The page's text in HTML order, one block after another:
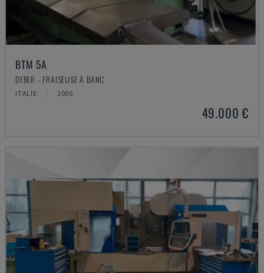
BTM 5A
DEBER - FRAISEUSE À BANC
ITALIE 2000
49.000 €